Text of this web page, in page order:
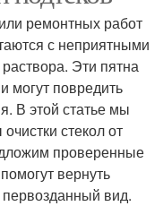
ремонтных работ
с неприятными
Эти пятна
могут повредить
В этой статье мы
стекол от
проверенные
вернуть
вид.